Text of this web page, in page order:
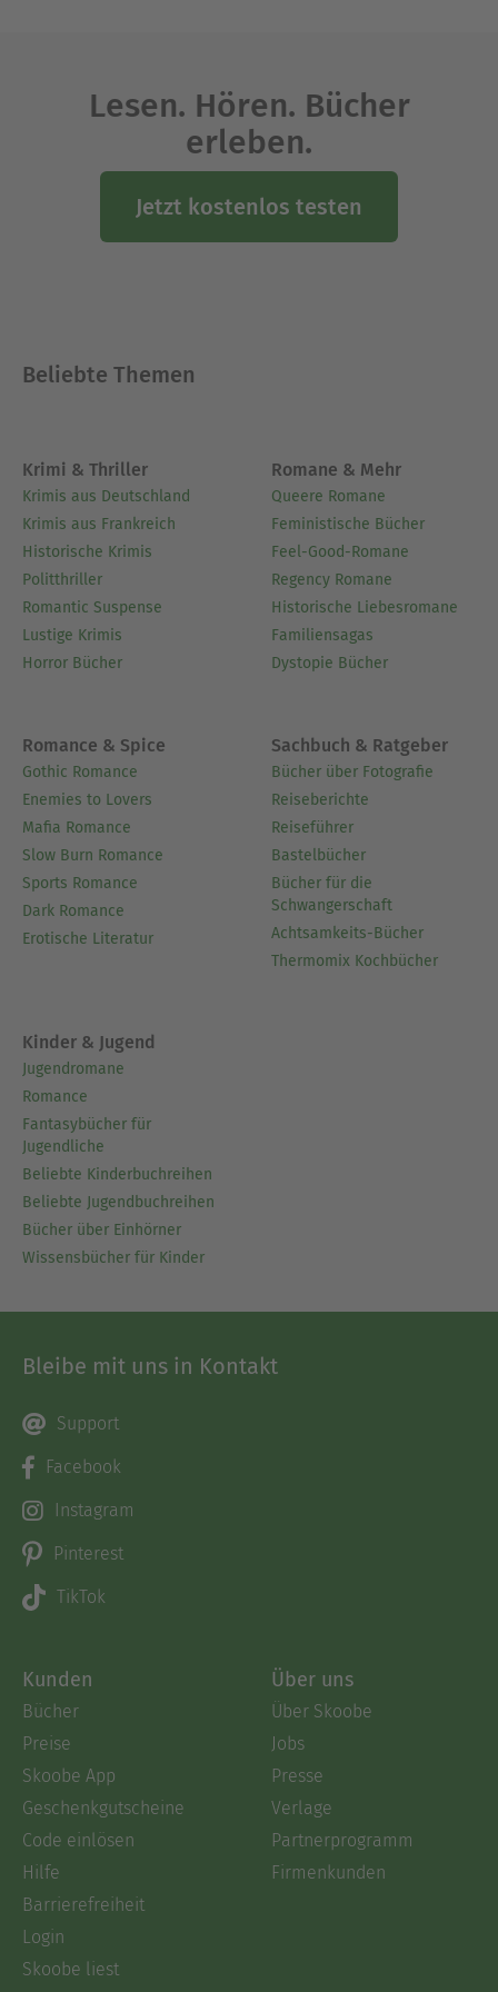
Lesen. Hören. Bücher
erleben.
Jetzt kostenlos testen
Beliebte Themen
Krimi & Thriller
Krimis aus Deutschland
Krimis aus Frankreich
Historische Krimis
Politthriller
Romantic Suspense
Lustige Krimis
Horror Bücher
Romane & Mehr
Queere Romane
Feministische Bücher
Feel-Good-Romane
Regency Romane
Historische Liebesromane
Familiensagas
Dystopie Bücher
Romance & Spice
Gothic Romance
Enemies to Lovers
Mafia Romance
Slow Burn Romance
Sports Romance
Dark Romance
Erotische Literatur
Sachbuch & Ratgeber
Bücher über Fotografie
Reiseberichte
Reiseführer
Bastelbücher
Bücher für die
Schwangerschaft
Achtsamkeits-Bücher
Thermomix Kochbücher
Kinder & Jugend
Jugendromane
Romance
Fantasybücher für
Jugendliche
Beliebte Kinderbuchreihen
Beliebte Jugendbuchreihen
Bücher über Einhörner
Wissensbücher für Kinder
Bleibe mit uns in Kontakt
Support
Facebook
Instagram
Pinterest
TikTok
Kunden
Bücher
Preise
Skoobe App
Geschenkgutscheine
Code einlösen
Hilfe
Barrierefreiheit
Login
Skoobe liest
Über uns
Über Skoobe
Jobs
Presse
Verlage
Partnerprogramm
Firmenkunden